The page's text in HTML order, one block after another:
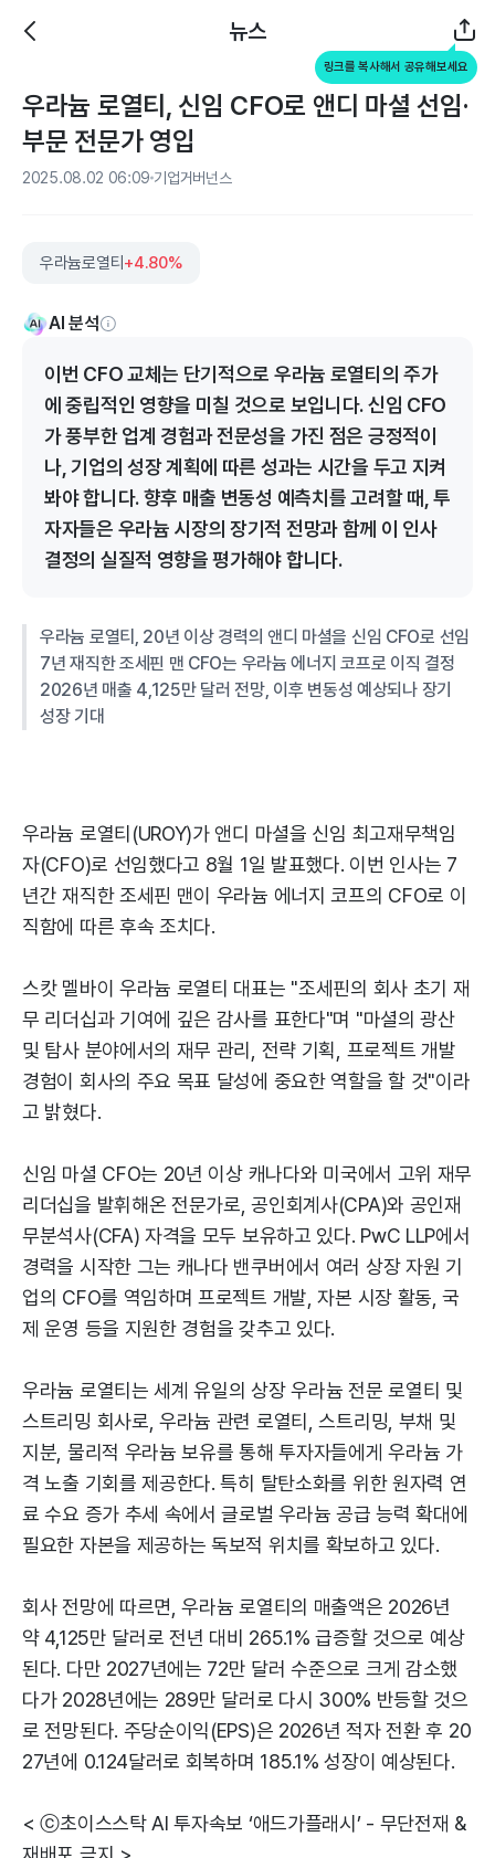
뉴스
링크를 복사해서 공유해보세요
우라늄 로열티, 신임 CFO로 앤디 마셜 선임·
부문 전문가 영입
2025.08.02 06:09 기업거버넌스
우라늄로열티 +4.80%
AI 분석
이번 CFO 교체는 단기적으로 우라늄 로열티의 주가
에 중립적인 영향을 미칠 것으로 보입니다. 신임 CFO
가 풍부한 업계 경험과 전문성을 가진 점은 긍정적이
나, 기업의 성장 계획에 따른 성과는 시간을 두고 지켜
봐야 합니다. 향후 매출 변동성 예측치를 고려할 때, 투
자자들은 우라늄 시장의 장기적 전망과 함께 이 인사
결정의 실질적 영향을 평가해야 합니다.
우라늄 로열티, 20년 이상 경력의 앤디 마셜을 신임 CFO로 선임
7년 재직한 조세핀 맨 CFO는 우라늄 에너지 코프로 이직 결정
2026년 매출 4,125만 달러 전망, 이후 변동성 예상되나 장기
성장 기대
우라늄 로열티(UROY)가 앤디 마셜을 신임 최고재무책임
자(CFO)로 선임했다고 8월 1일 발표했다. 이번 인사는 7
년간 재직한 조세핀 맨이 우라늄 에너지 코프의 CFO로 이
직함에 따른 후속 조치다.
스캇 멜바이 우라늄 로열티 대표는 "조세핀의 회사 초기 재
무 리더십과 기여에 깊은 감사를 표한다"며 "마셜의 광산
및 탐사 분야에서의 재무 관리, 전략 기획, 프로젝트 개발
경험이 회사의 주요 목표 달성에 중요한 역할을 할 것"이라
고 밝혔다.
신임 마셜 CFO는 20년 이상 캐나다와 미국에서 고위 재무
리더십을 발휘해온 전문가로, 공인회계사(CPA)와 공인재
무분석사(CFA) 자격을 모두 보유하고 있다. PwC LLP에서
경력을 시작한 그는 캐나다 밴쿠버에서 여러 상장 자원 기
업의 CFO를 역임하며 프로젝트 개발, 자본 시장 활동, 국
제 운영 등을 지원한 경험을 갖추고 있다.
우라늄 로열티는 세계 유일의 상장 우라늄 전문 로열티 및
스트리밍 회사로, 우라늄 관련 로열티, 스트리밍, 부채 및
지분, 물리적 우라늄 보유를 통해 투자자들에게 우라늄 가
격 노출 기회를 제공한다. 특히 탈탄소화를 위한 원자력 연
료 수요 증가 추세 속에서 글로벌 우라늄 공급 능력 확대에
필요한 자본을 제공하는 독보적 위치를 확보하고 있다.
회사 전망에 따르면, 우라늄 로열티의 매출액은 2026년
약 4,125만 달러로 전년 대비 265.1% 급증할 것으로 예상
된다. 다만 2027년에는 72만 달러 수준으로 크게 감소했
다가 2028년에는 289만 달러로 다시 300% 반등할 것으
로 전망된다. 주당순이익(EPS)은 2026년 적자 전환 후 20
27년에 0.124달러로 회복하며 185.1% 성장이 예상된다.
< ⓒ초이스스탁 AI 투자속보 ‘애드가플래시’ - 무단전재 &